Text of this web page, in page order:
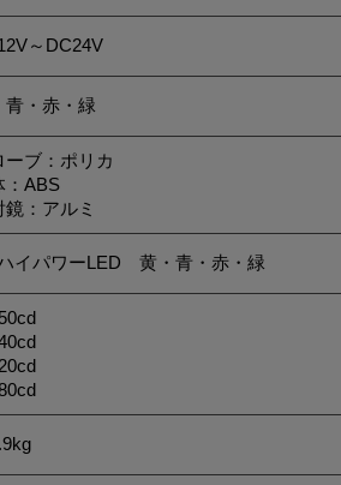
～DC24V
青・赤・緑
ーブ：ポリカ
：ABS
鏡：アルミ
イパワーLED 黄・青・赤・緑